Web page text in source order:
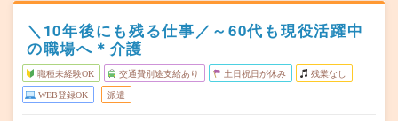
＼10年後にも残る仕事／～60代も現役活躍中
の職場へ＊介護
職種未経験OK 交通費別途支給あり 土日祝日が休み 残業なし
WEB登録OK 派遣